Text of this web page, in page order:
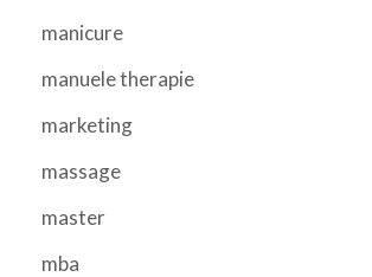
manicure
manuele therapie
marketing
massage
master
mba